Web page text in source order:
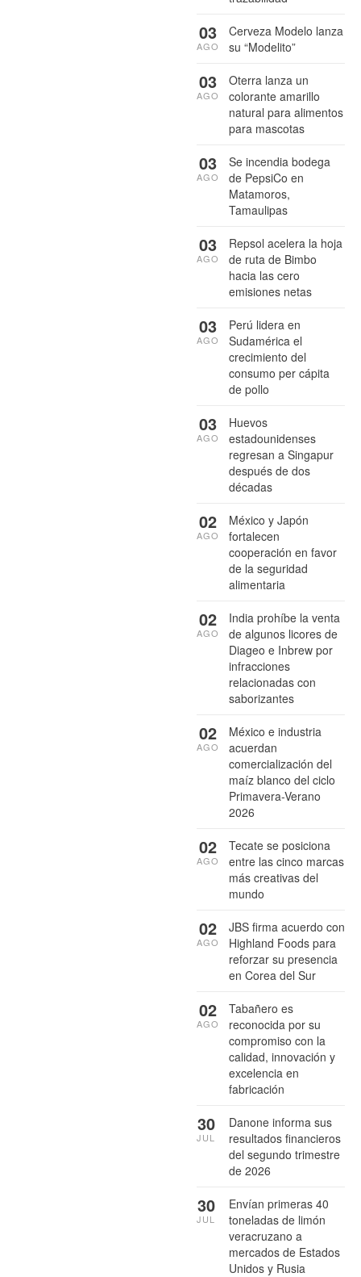
Cerveza Modelo lanza
su “Modelito”
03
AGO
Oterra lanza un
colorante amarillo
natural para alimentos
para mascotas
03
AGO
Se incendia bodega
de PepsiCo en
Matamoros,
Tamaulipas
03
AGO
Repsol acelera la hoja
de ruta de Bimbo
hacia las cero
emisiones netas
03
AGO
Perú lidera en
Sudamérica el
crecimiento del
consumo per cápita
de pollo
03
AGO
Huevos
estadounidenses
regresan a Singapur
después de dos
décadas
03
AGO
México y Japón
fortalecen
cooperación en favor
de la seguridad
alimentaria
02
AGO
India prohíbe la venta
de algunos licores de
Diageo e Inbrew por
infracciones
relacionadas con
saborizantes
02
AGO
México e industria
acuerdan
comercialización del
maíz blanco del ciclo
Primavera-Verano
2026
02
AGO
Tecate se posiciona
entre las cinco marcas
más creativas del
mundo
02
AGO
JBS firma acuerdo con
Highland Foods para
reforzar su presencia
en Corea del Sur
02
AGO
Tabañero es
reconocida por su
compromiso con la
calidad, innovación y
excelencia en
fabricación
02
AGO
Danone informa sus
resultados financieros
del segundo trimestre
de 2026
30
JUL
Envían primeras 40
toneladas de limón
veracruzano a
mercados de Estados
Unidos y Rusia
30
JUL